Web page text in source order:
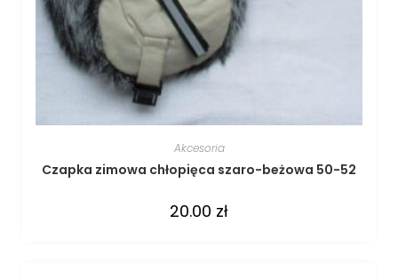
Akcesoria
Czapka zimowa chłopięca szaro-beżowa 50-52
20.00 zł